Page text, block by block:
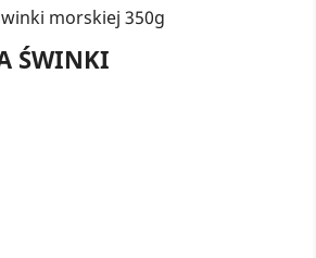
morskiej 350g
ŚWINKI